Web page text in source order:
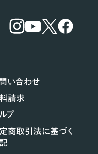
い合わせ
請求
プ
商取引法に基づく